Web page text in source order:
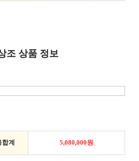
조 상품 정보
계 5,080,000원